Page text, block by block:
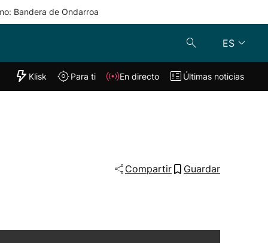
Bandera de Ondarroa
ES
"Helmuga"
Klisk En directo
Klisk Para ti En directo Últimas noticias
Compartir Guardar